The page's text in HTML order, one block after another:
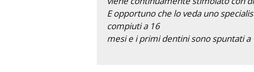
E opportuno che lo veda uno
compiuti a 16
mesi e i primi dentini sono spuntati a